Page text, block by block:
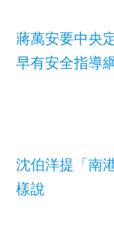
蔣萬安要中央
早有安全指導
沈伯洋提「南
樣說